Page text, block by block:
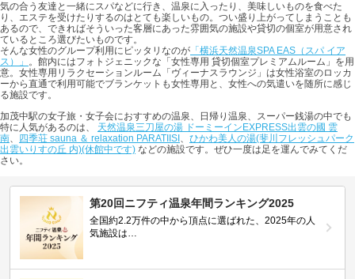
気の合う友達と一緒にスパなどに行き、温泉に入ったり、美味しいものを食べた
り、エステを受けたりするのはとても楽しいもの。つい盛り上がってしまうことも
あるので、できればそういった客層にあった雰囲気の施設や貸切の個室が用意され
ているところ選びたいものです。
そんな女性のグループ利用にピッタリなのが 「横浜天然温泉SPA EAS（スパ イア
ス）」 。館内にはフォトジェニックな「女性専用 貸切個室プレミアムルーム」を用
意。女性専用リラクセーションルーム「ヴィーナスラウンジ」は女性浴室のロッカ
ーから直通で利用可能でブランケットも女性専用と、女性への気遣いを随所に感じ
る施設です。
加茂中駅の女子旅・女子会におすすめの温泉、日帰り温泉、スーパー銭湯の中でも
特に人気があるのは、 天然温泉三刀屋の湯 ドーミーインEXPRESS出雲の國 雲
南、 四季荘 sauna ＆ relaxation PARATIISI 、 ひかわ美人の湯(斐川フレッシュパーク
出雲いりすの丘 内)(休館中です) などの施設です。ぜひ一度は足を運んでみてくだ
さい。
第20回ニフティ温泉年間ランキング2025
全国約2.2万件の中から頂点に選ばれた、2025年の人
気施設は…